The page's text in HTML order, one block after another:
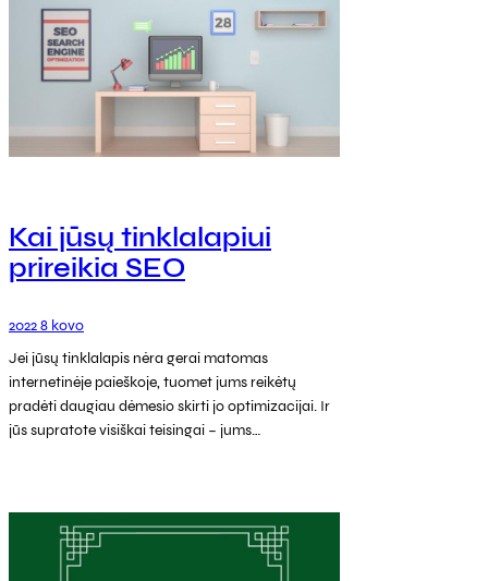
Kai jūsų tinklalapiui
prireikia SEO
2022 8 kovo
Jei jūsų tinklalapis nėra gerai matomas
internetinėje paieškoje, tuomet jums reikėtų
pradėti daugiau dėmesio skirti jo optimizacijai. Ir
jūs supratote visiškai teisingai – jums…